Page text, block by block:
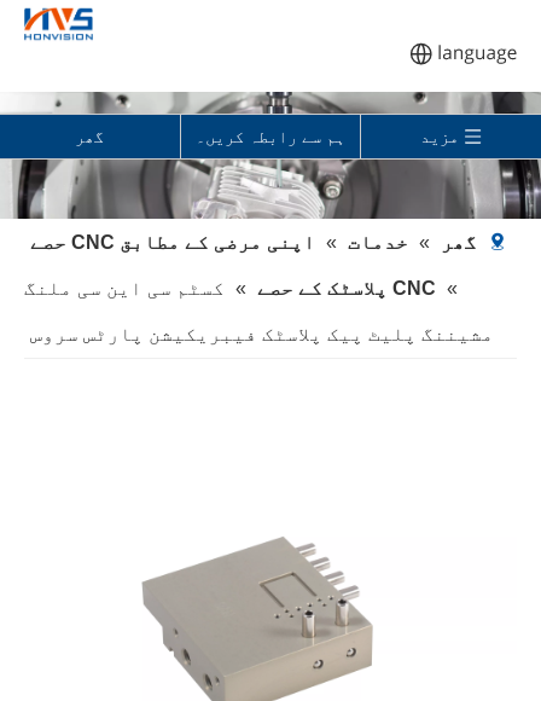
گھر ہم سے رابطہ کریں۔ مزید
گھر » خدمات » اپنی مرضی کے مطابق CNC حصے
» CNC پلاسٹک کے حصے » کسٹم سی این سی ملنگ
مشیننگ پلیٹ پیک پلاسٹک فیبریکیشن پارٹس سروس